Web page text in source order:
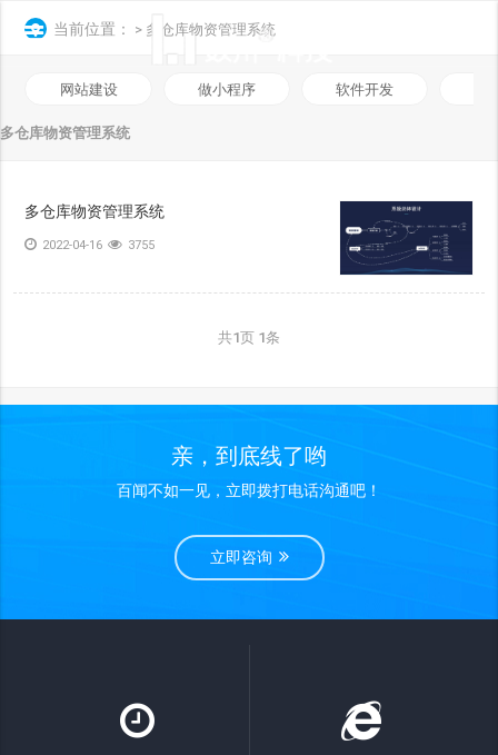
当前位置： > 多仓库物资管理系统
网站建设 做小程序 软件开发
多仓库物资管理系统
多仓库物资管理系统
2022-04-16 3755
共1页 1条
亲，到底线了哟
百闻不如一见，立即拨打电话沟通吧！
立即咨询